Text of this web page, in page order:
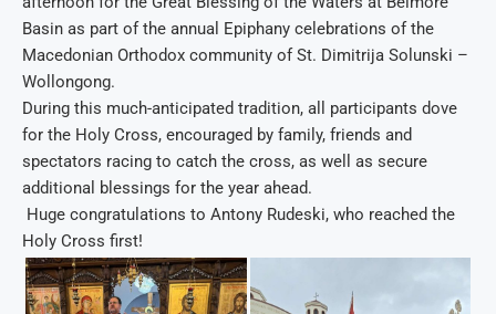
Basin as part of the annual Epiphany celebrations of the
Macedonian Orthodox community of St. Dimitrija Solunski –
Wollongong.
During this much-anticipated tradition, all participants dove
for the Holy Cross, encouraged by family, friends and
spectators racing to catch the cross, as well as secure
additional blessings for the year ahead.
Huge congratulations to Antony Rudeski, who reached the
Holy Cross first!